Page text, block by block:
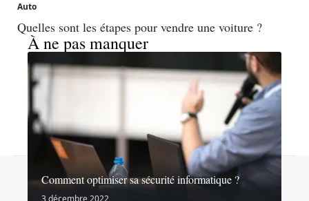
Auto
Quelles sont les étapes pour vendre une voiture ?
À ne pas manquer
Comment optimiser sa sécurité informatique ?
© 2026 | noslibertes.org
Mentions légales Sitemap